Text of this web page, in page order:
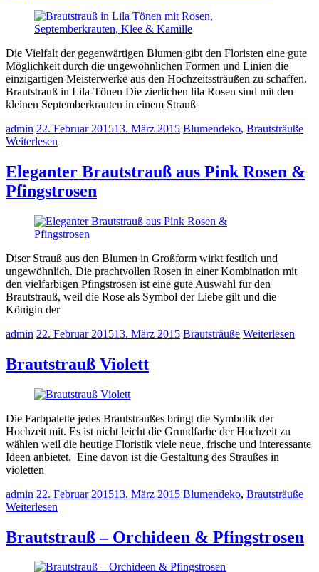
Die Vielfalt der gegenwärtigen Blumen gibt den Floristen eine gute
Möglichkeit durch die ungewöhnlichen Formen und Linien die
einzigartigen Meisterwerke aus den Hochzeitssträußen zu schaffen.
Brautstrauß in Lila-Tönen Die zierlichen lila Rosen sind mit den
kleinen Septemberkrauten in einem Strauß
admin 22. Februar 201513. März 2015 Blumendeko, Brautsträuße
Weiterlesen
Eleganter Brautstrauß aus Pink Rosen &
Pfingstrosen
Diser Strauß aus den Blumen in Großform wirkt festlich und
ungewöhnlich. Die prachtvollen Rosen in einer Kombination mit
den vielfarbigen Pfingstrosen ist eine gute Auswahl für den
Brautstrauß, weil die Rose als Symbol der Liebe gilt und die
Königin der
admin 22. Februar 201513. März 2015 Brautsträuße Weiterlesen
Brautstrauß Violett
Die Farbpalette jedes Brautstraußes bringt die Symbolik der
Hochzeit mit. Es ist nicht leicht die Grundfarbe der Hochzeit zu
wählen weil die heutige Floristik viele neue, frische und interessante
Ideen anbietet. Eine davon ist die Gestaltung des Straußes in
violetten
admin 22. Februar 201513. März 2015 Blumendeko, Brautsträuße
Weiterlesen
Brautstrauß – Orchideen & Pfingstrosen